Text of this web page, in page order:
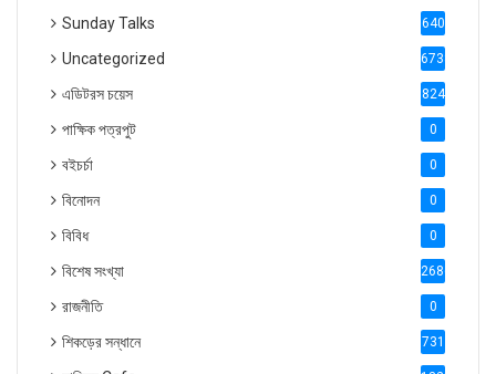
Sunday Talks 640
Uncategorized 6738
এডিটরস চয়েস 824
পাক্ষিক পত্রপুট 0
বইচর্চা 0
বিনোদন 0
বিবিধ 0
বিশেষ সংখ্যা 2686
রাজনীতি 0
শিকড়ের সন্ধানে 731